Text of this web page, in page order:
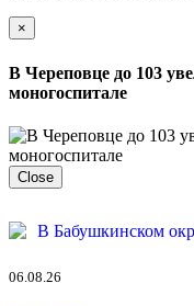
×
В Череповце до 103
моногоспитале
Close
06.08.26